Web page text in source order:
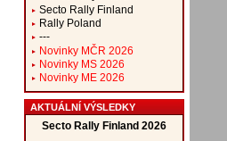
Secto Rally Finland
Rally Poland
---
Novinky MČR 2026
Novinky MS 2026
Novinky ME 2026
AKTUÁLNÍ VÝSLEDKY